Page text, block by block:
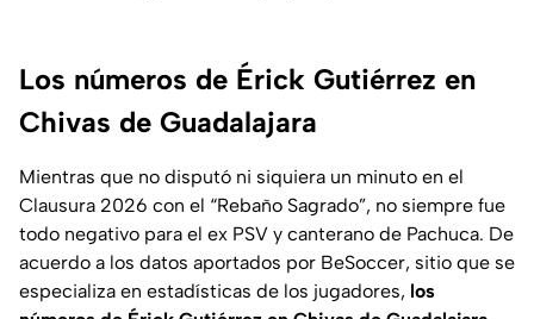
Los números de Érick Gutiérrez en
Chivas de Guadalajara
Mientras que no disputó ni siquiera un minuto en el
Clausura 2026 con el “Rebaño Sagrado”, no siempre fue
todo negativo para el ex PSV y canterano de Pachuca. De
acuerdo a los datos aportados por BeSoccer, sitio que se
especializa en estadísticas de los jugadores, los